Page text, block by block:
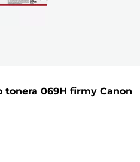
tonera 069H firmy Canon